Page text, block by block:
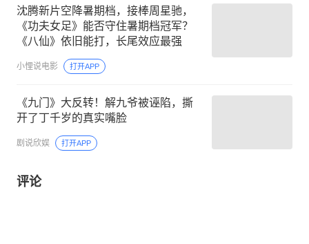
沈腾新片空降暑期档，接棒周星驰，
《功夫女足》能否守住暑期档冠军？
《八仙》依旧能打，长尾效应最强
小悝说电影 打开APP
《九门》大反转！解九爷被诬陷，撕
开了丁千岁的真实嘴脸
剧说欣娱 打开APP
评论